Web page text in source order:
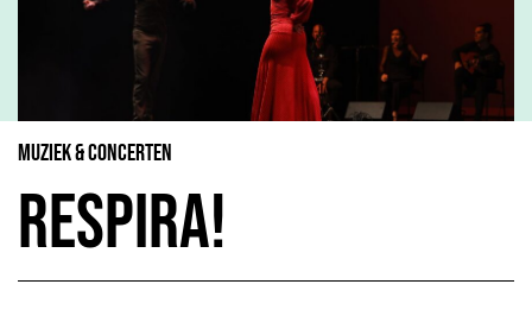
Muziek & Concerten
Respira!